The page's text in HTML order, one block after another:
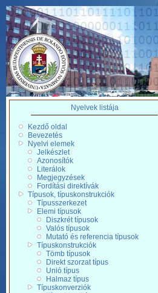
Nyelvek listája
Kezdő oldal
Bevezetés
Nyelvi elemek
Jelkészlet
Azonosítók
Literálok
Megjegyzések
Fordítási direktívák
Típusok, típuskonstrukciók
Típusszerkezet
Elemi típusok
Diszkrét típusok
Valós típusok
Mutató és referencia típusok
Típuskonstrukciók
Tömb típusok
Direkt szorzat típus
Unió típus
Halmaz típus
Típuskonverziók